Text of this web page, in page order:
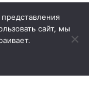
сайт, мы